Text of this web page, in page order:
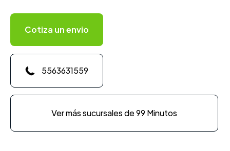
Cotiza un envio
5563631559
Ver más sucursales de 99 Minutos